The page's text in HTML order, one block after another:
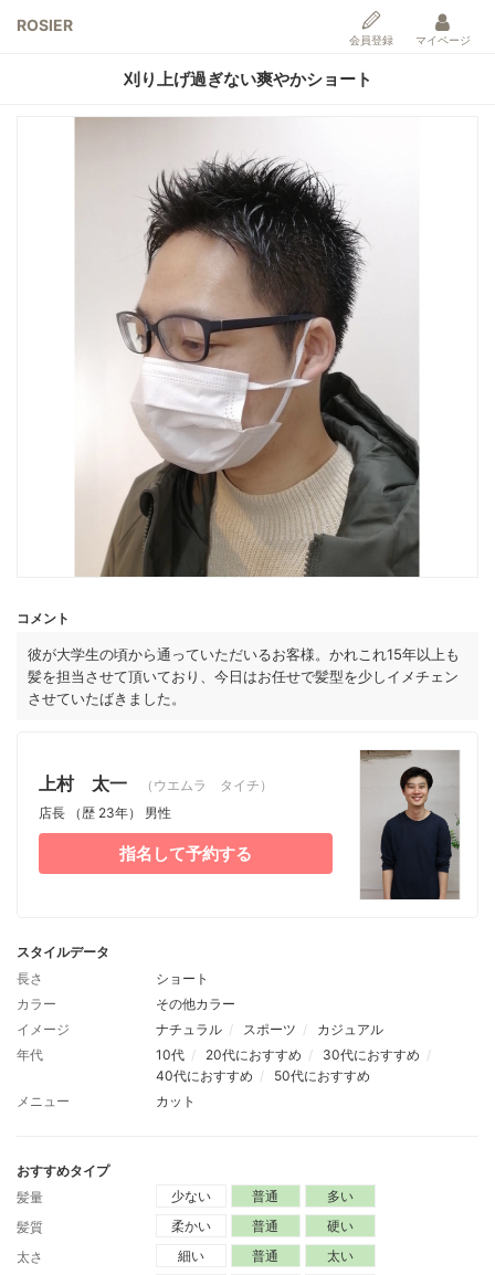
ROSIER
会員登録 マイページ
刈り上げ過ぎない爽やかショート
コメント
彼が大学生の頃から通っていただいるお客様。かれこれ15年以上も
髪を担当させて頂いており、今日はお任せで髪型を少しイメチェン
させていたばきました。
上村 太一
（ウエムラ タイチ）
店長
（歴 23年） 男性
指名して予約する
スタイルデータ
長さ
ショート
カラー
その他カラー
イメージ
ナチュラル スポーツ
カジュアル
年代
10代 20代におすすめ
30代におすすめ
40代におすすめ
50代におすすめ
メニュー
カット
おすすめタイプ
髪量
少ない 普通
多い
髪質
柔かい 普通
硬い
太さ
細い 普通
太い